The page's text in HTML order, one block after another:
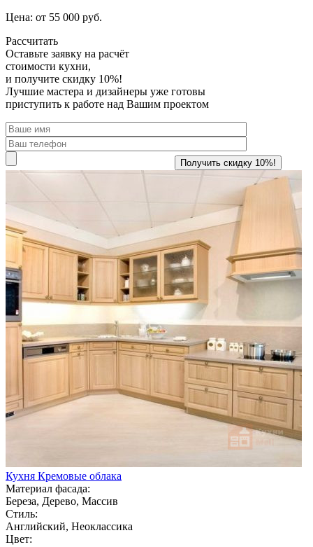
Цена: от 55 000 руб.
Рассчитать
Оставьте заявку на расчёт
стоимости кухни,
и получите скидку 10%!
Лучшие мастера и дизайнеры уже готовы
приступить к работе над Вашим проектом
Кухня Кремовые облака
Материал фасада:
Береза, Дерево, Массив
Стиль:
Английский, Неоклассика
Цвет: